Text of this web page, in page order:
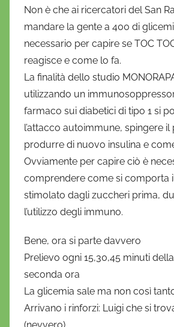
Non è che ai ricercatori del San
mandare la gente a 400 di
necessario per capire se TOC
reagisce e come lo fa.
La finalità dello studio
utilizzando un
farmaco sui diabetici di tipo 1 si
l’attacco autoimmune, spingere il
produrre di nuovo insulina e
Ovviamente per capire ciò è
comprendere come si comporta
stimolato dagli zuccheri prima,
l’utilizzo degli immuno.
Bene, ora si parte davvero
Prelievo ogni 15,30,45 minuti
seconda ora
La glicemia sale ma non così
Arrivano i rinforzi: Luigi che si